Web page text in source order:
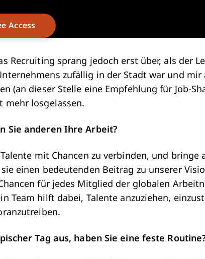
Recruiting sprang jedoch erst über, als der
zufällig in der Stadt war und mir
(an dieser Stelle eine Empfehlung für Job-
mehr losgelassen.
Sie anderen Ihre Arbeit?
mit Chancen zu verbinden, und bringe
einen bedeutenden Beitrag zu unserer
für jedes Mitglied der globalen
Team hilft dabei, Talente anzuziehen,
Tag aus, haben Sie eine feste